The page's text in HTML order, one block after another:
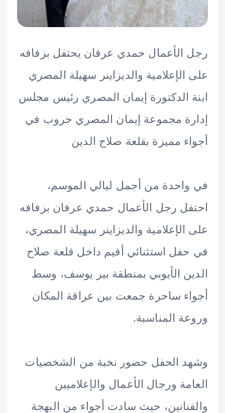
الأعمال حمدي عرفان يحتفل بزفافه
والديزاينر سهيلة المصري
الدكتورة إيمان المصري رئيس مجلس
مجموعة إيمان المصري جروب في
مميزة بقلعة صلاح الدين
من أجمل ليالي الموسم،
رجل الأعمال حمدي عرفان بزفافه
والديزاينر سهيلة المصري،
استثنائي أقيم داخل قلعة صلاح
الأيوبي بمنطقة بير يوسف، وسط
ساحرة جمعت بين عراقة المكان
المناسبة.
الحفل حضور نخبة من الشخصيات
ورجال الأعمال والإعلاميين
حيث سادت أجواء من البهجة